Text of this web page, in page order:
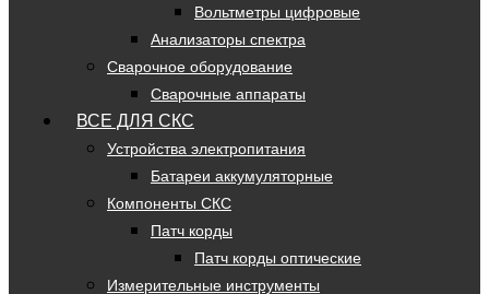
Вольтметры цифровые
Анализаторы спектра
Сварочное оборудование
Сварочные аппараты
ВСЕ ДЛЯ СКС
Устройства электропитания
Батареи аккумуляторные
Компоненты СКС
Патч корды
Патч корды оптические
Измерительные инструменты